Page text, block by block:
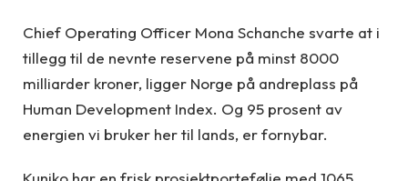
Chief Operating Officer Mona Schanche svarte at i
tillegg til de nevnte reservene på minst 8000
milliarder kroner, ligger Norge på andreplass på
Human Development Index. Og 95 prosent av
energien vi bruker her til lands, er fornybar.